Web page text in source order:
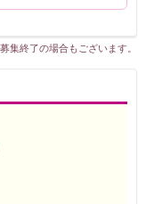
集終了の場合もございます。